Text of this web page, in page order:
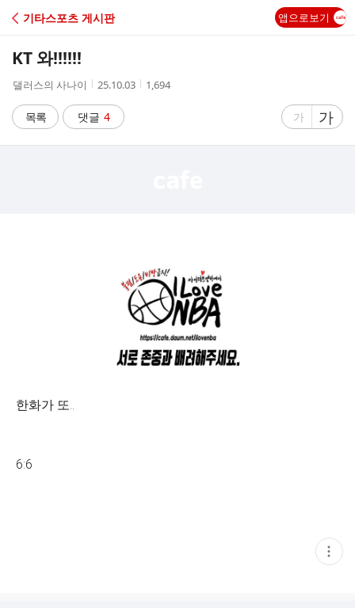
C
A
기타스포츠 게시판 앱으로보기
KT 와!!!!!!
작
자
댈러스의 사나이
작
시
간
25.10.03
조
1,694
목록 댓글 4
글
가
글
자
가
한화가 또..
6:6
현
재